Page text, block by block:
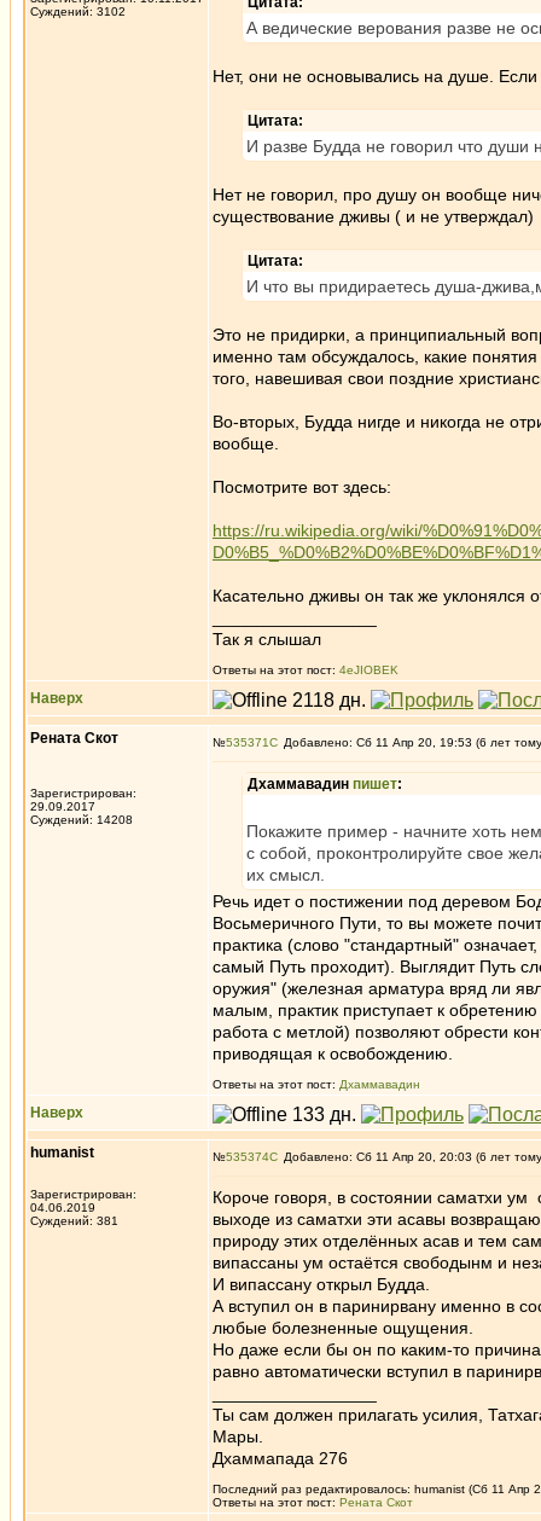
Суждений: 3102
А ведические верования разве не
Нет, они не основывались на душе.
Цитата:
И разве Будда не говорил что души
Нет не говорил, про душу он вообще
существование дживы ( и не утверждал)
Цитата:
И что вы придираетесь душа-
Это не придирки, а принципиальный
именно там обсуждалось, какие
того, навешивая свои поздние
Во-вторых, Будда нигде и никогда не
вообще.
Посмотрите вот здесь:
https://ru.wikipedia.org/wiki/
Касательно дживы он так же уклонялся
Так я слышал
Ответы на этот пост: 4eJIOBEK
Наверх
Рената Скот
Зарегистрирован:
29.09.2017
Суждений: 14208
№535371 Добавлено: Сб 11 Апр 20, 19:53 (6 лет
Дхаммавадин пишет:
Покажите пример - начните хоть
с собой, проконтролируйте свое
их смысл.
Речь идет о постижении под деревом
Восьмеричного Пути, то вы можете
практика (слово "стандартный"
самый Путь проходит). Выглядит Путь
оружия" (железная арматура вряд ли
малым, практик приступает к
работа с метлой) позволяют обрести
приводящая к освобождению.
Ответы на этот пост: Дхаммавадин
Наверх
humanist
Зарегистрирован:
04.06.2019
Суждений: 381
№535374 Добавлено: Сб 11 Апр 20, 20:03 (6 лет
Короче говоря, в состоянии саматхи
выходе из саматхи эти асавы
природу этих отделённых асав и тем
випассаны ум остаётся свободынм и
И випассану открыл Будда.
А вступил он в паринирвану именно в
любые болезненные ощущения.
Но даже если бы он по каким-то
равно автоматически вступил в
Ты сам должен прилагать усилия,
Мары.
Дхаммапада 276
Последний раз редактировалось: humanist (Сб 11 Апр
Ответы на этот пост: Рената Скот